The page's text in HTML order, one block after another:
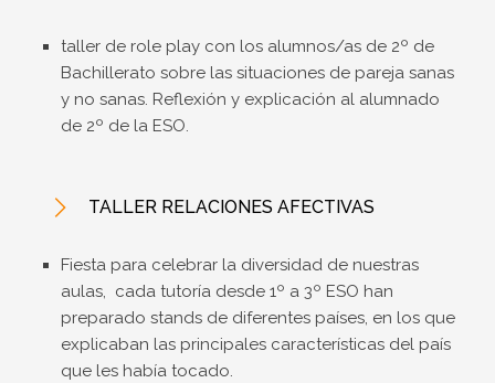
taller de role play con los alumnos/as de 2º de
Bachillerato sobre las situaciones de pareja sanas
y no sanas. Reflexión y explicación al alumnado
de 2º de la ESO.
TALLER RELACIONES AFECTIVAS
Fiesta para celebrar la diversidad de nuestras
aulas, cada tutoría desde 1º a 3º ESO han
preparado stands de diferentes países, en los que
explicaban las principales características del país
que les había tocado.